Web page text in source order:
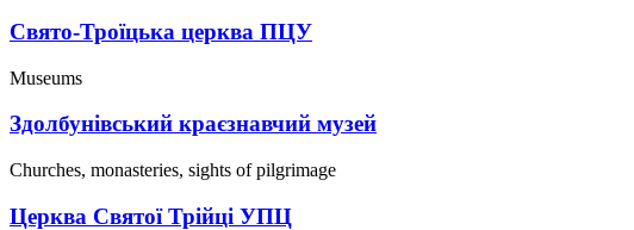
Свято-Троїцька церква ПЦУ
Museums
Здолбунівський краєзнавчий музей
Churches, monasteries, sights of pilgrimage
Церква Святої Трійці УПЦ